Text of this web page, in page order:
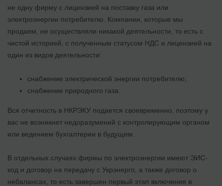
не одну фирму с лицензией на поставку газа или
электроэнергии потребителю. Компании, которые мы
продаем, не осуществляли никакой деятельности, то есть с
чистой историей, с полученным статусом НДС и лицензией на
один из видов деятельности:
снабжение электрической энергии потребителю;
снабжение природного газа.
Вся отчетность в НКРЭКУ подается своевременно, поэтому у
вас не возникнет недоразумений с контролирующим органом
или ведением бухгалтерии в будущем.
В отдельных случаях фирмы по электроэнергии имеют ЭИС-
код и договор на передачу с Укрэнерго, а также договор о
небалансах, то есть завершен первый этап включения в